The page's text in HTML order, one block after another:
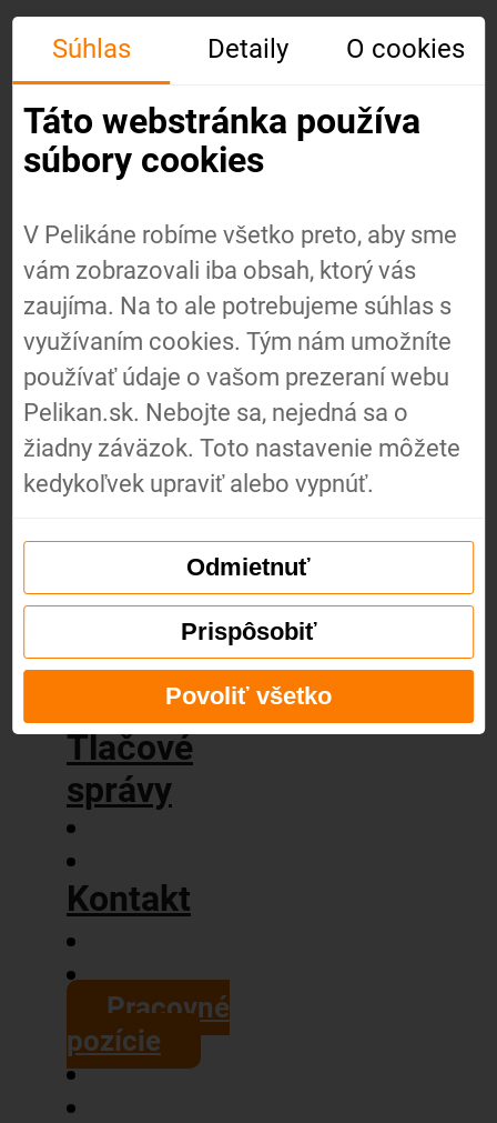
Úvod
O nás
Náš
príbeh
Naše
hodnoty
Tlačové
správy
Kontakt
Pracovné
pozície
Súhlas Detaily O cookies
Táto webstránka používa
súbory cookies
V Pelikáne robíme všetko preto, aby sme
vám zobrazovali iba obsah, ktorý vás
zaujíma. Na to ale potrebujeme súhlas s
využívaním cookies. Tým nám umožníte
používať údaje o vašom prezeraní webu
Pelikan.sk. Nebojte sa, nejedná sa o
žiadny záväzok. Toto nastavenie môžete
kedykoľvek upraviť alebo vypnúť.
Odmietnuť
Prispôsobiť
Povoliť všetko